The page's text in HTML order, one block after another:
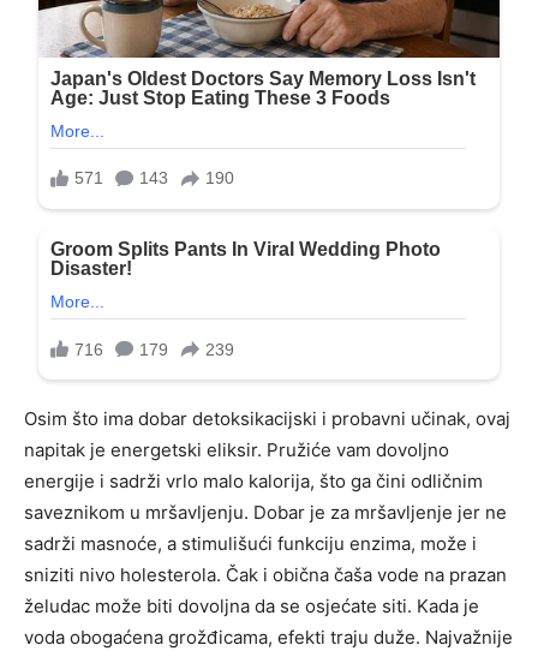
Osim što ima dobar detoksikacijski i probavni učinak, ovaj
napitak je energetski eliksir. Pružiće vam dovoljno
energije i sadrži vrlo malo kalorija, što ga čini odličnim
saveznikom u mršavljenju. Dobar je za mršavljenje jer ne
sadrži masnoće, a stimulišući funkciju enzima, može i
sniziti nivo holesterola. Čak i obična čaša vode na prazan
želudac može biti dovoljna da se osjećate siti. Kada je
voda obogaćena grožđicama, efekti traju duže. Najvažnije